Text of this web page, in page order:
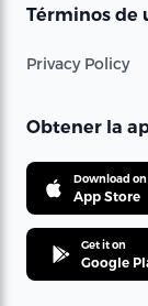
Términos de
Privacy Policy
Obtener la
Download
App Store
Get it on
Google